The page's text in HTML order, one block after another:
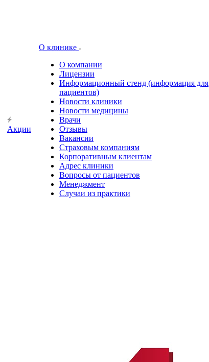
Акции
О клинике
О компании
Лицензии
Информационный стенд (информация для
пациентов)
Новости клиники
Новости медицины
Врачи
Отзывы
Вакансии
Страховым компаниям
Корпоративным клиентам
Адрес клиники
Вопросы от пациентов
Менеджмент
Случаи из практики